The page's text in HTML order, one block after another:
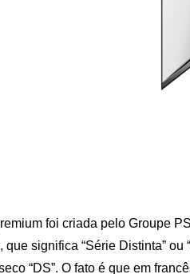
foi criada pelo Groupe
que significa “Série Distinta”
“DS”. O fato é que em